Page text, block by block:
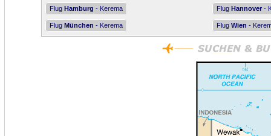
Flug Hamburg - Kerema Flug Hannover -
Flug München - Kerema Flug Wien -